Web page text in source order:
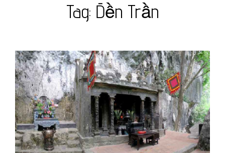
Tag: Đền Trần